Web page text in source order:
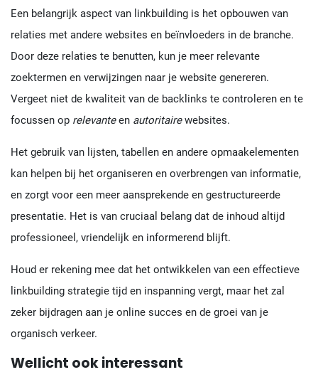
Een belangrijk aspect van linkbuilding is het opbouwen van
relaties met andere websites en beïnvloeders in de branche.
Door deze relaties te benutten, kun je meer relevante
zoektermen en verwijzingen naar je website genereren.
Vergeet niet de kwaliteit van de backlinks te controleren en te
focussen op relevanteen autoritairewebsites.
Het gebruik van lijsten, tabellen en andere opmaakelementen
kan helpen bij het organiseren en overbrengen van informatie,
en zorgt voor een meer aansprekende en gestructureerde
presentatie. Het is van cruciaal belang dat de inhoud altijd
professioneel, vriendelijk en informerend blijft.
Houd er rekening mee dat het ontwikkelen van een effectieve
linkbuilding strategie tijd en inspanning vergt, maar het zal
zeker bijdragen aan je online succes en de groei van je
organisch verkeer.
Wellicht ook interessant